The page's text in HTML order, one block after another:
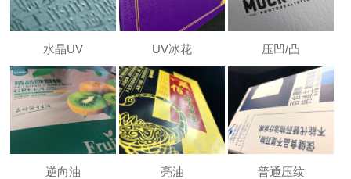
水晶UV UV冰花 压凹/凸
逆向油 亮油 普通压纹